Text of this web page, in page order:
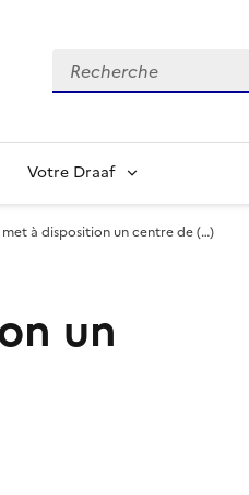
Recherche
Votre Draaf
met à disposition un centre de (…)
un